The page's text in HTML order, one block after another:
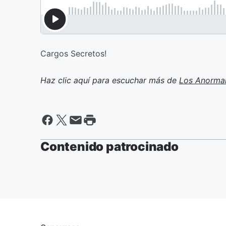
Cargos Secretos!
Haz clic aquí para escuchar más de Los
Contenido patrocinado